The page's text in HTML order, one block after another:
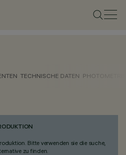
TECHNISCHE DATEN
Bitte verwenden sie die suche,
zu finden.